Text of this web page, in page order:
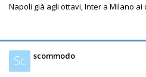
Napoli già agli ottavi, Inter a Milano ai
Sc scommodo